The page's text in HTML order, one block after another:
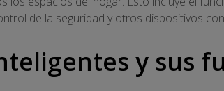
de la seguridad y otros dispositivos
y sus